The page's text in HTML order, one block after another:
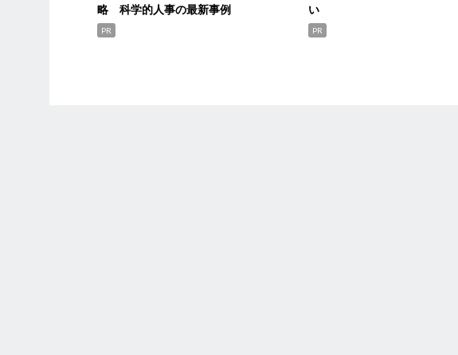
略 科学的人事の最新事例
PR
い
PR